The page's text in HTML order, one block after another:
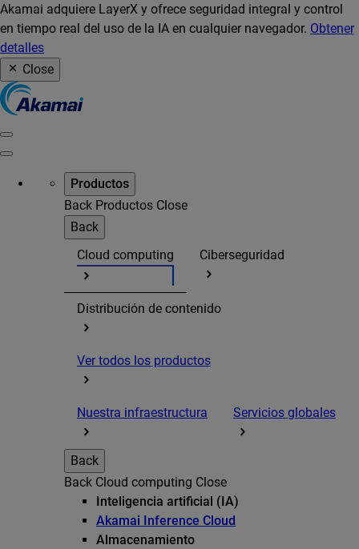
Akamai adquiere LayerX y ofrece seguridad integral y control
en tiempo real del uso de la IA en cualquier navegador. Obtener
detalles
Close
Productos
Back Productos Close
Back
Cloud computing
Ciberseguridad
Distribución de contenido
Ver todos los productos
Nuestra infraestructura Servicios globales
Back
Back Cloud computing Close
Inteligencia artificial (IA)
Akamai Inference Cloud
Almacenamiento